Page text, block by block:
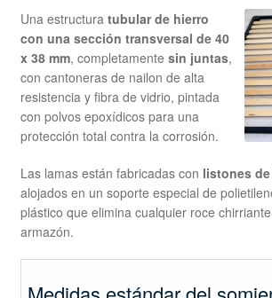
Una estructura tubular de hierro
con una sección transversal de 40
x 38 mm, completamente sin juntas,
con cantoneras de nailon de alta
resistencia y fibra de vidrio, pintada
con polvos epoxídicos para una
protección total contra la corrosión.
Las lamas están fabricadas con listones
alojados en un soporte especial de
plástico que elimina cualquier roce
armazón.